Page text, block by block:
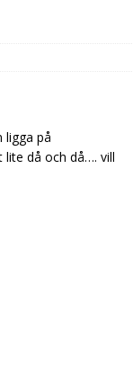
ligga på
lite då och då…. vill